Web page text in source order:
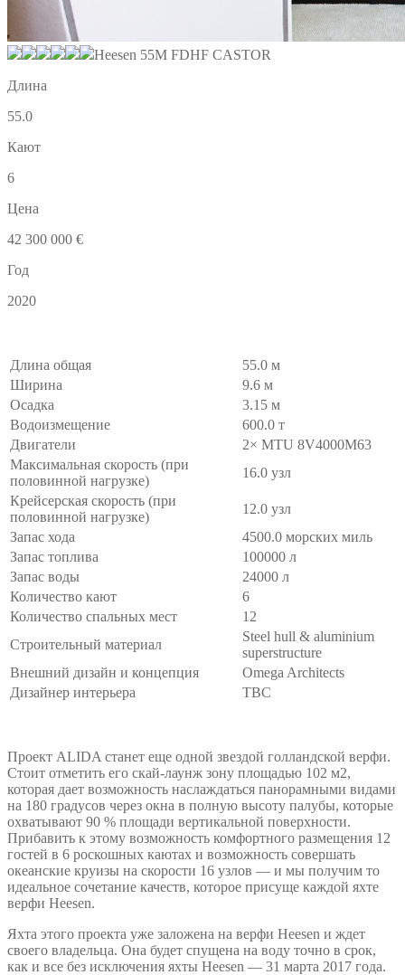
Heesen 55M FDHF CASTOR
Длина
55.0
Кают
6
Цена
42 300 000 €
Год
2020
Длина общая
55.0 м
Ширина
9.6 м
Осадка
3.15 м
Водоизмещение
600.0 т
Двигатели
2× MTU 8V4000M63
Максимальная скорость (при
половинной нагрузке)
16.0 узл
Крейсерская скорость (при
половинной нагрузке)
12.0 узл
Запас хода
4500.0 морских миль
Запас топлива
100000 л
Запас воды
24000 л
Количество кают
6
Количество спальных мест
12
Строительный материал
Steel hull & aluminium
superstructure
Внешний дизайн и концепция
Omega Architects
Дизайнер интерьера
TBC
Проект ALIDA станет еще одной звездой голландской верфи.
Стоит отметить его скай-лаунж зону площадью 102 м2,
которая дает возможность наслаждаться панорамными видами
на 180 градусов через окна в полную высоту палубы, которые
охватывают 90 % площади вертикальной поверхности.
Прибавить к этому возможность комфортного размещения 12
гостей в 6 роскошных каютах и возможность совершать
океанские круизы на скорости 16 узлов — и мы получим то
идеальное сочетание качеств, которое присуще каждой яхте
верфи Heesen.
Яхта этого проекта уже заложена на верфи Heesen и ждет
своего владельца. Она будет спущена на воду точно в срок,
как и все без исключения яхты Heesen — 31 марта 2017 года.